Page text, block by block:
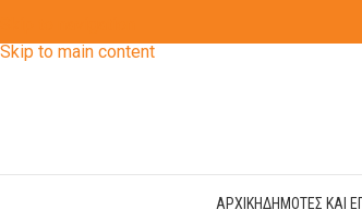
Skip to main content
ΑΡΧΙΚΗΔΗΜΟΤΕΣ ΚΑΙ